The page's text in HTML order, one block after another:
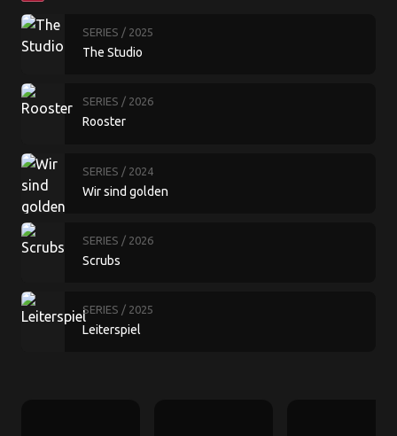
SERIES / 2025
The Studio
SERIES / 2026
Rooster
SERIES / 2024
Wir sind golden
SERIES / 2026
Scrubs
SERIES / 2025
Leiterspiel